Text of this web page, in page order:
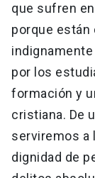
que sufren
porque están
por los
formación y
cristiana. De
serviremos a
dignidad de